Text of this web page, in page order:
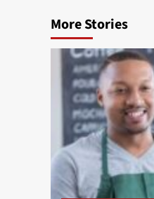
More Stories